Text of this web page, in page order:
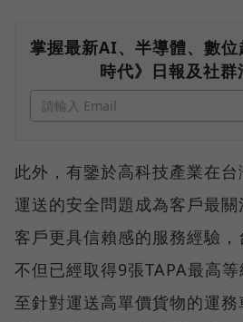
掌握最新AI、半導體、數
時代》日報及社群
此外，有鑒於高科技產業在
運送的安全問題成為客戶最
客戶更具信賴感的服務經驗
不但已經取得9張TAPA最高
至針對運送高單價貨物的運務